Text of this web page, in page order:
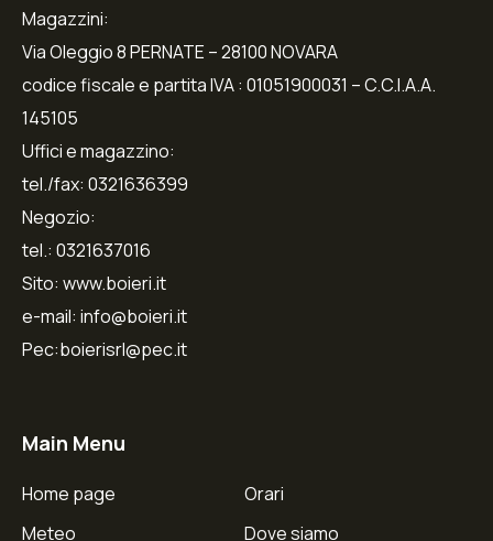
Magazzini:
Via Oleggio 8 PERNATE – 28100 NOVARA
codice fiscale e partita IVA : 01051900031 – C.C.I.A.A.
145105
Uffici e magazzino:
tel./fax: 0321636399
Negozio:
tel.: 0321637016
Sito: www.boieri.it
e-mail: info@boieri.it
Pec:boierisrl@pec.it
Main Menu
Home page
Meteo
Orari
Dove siamo